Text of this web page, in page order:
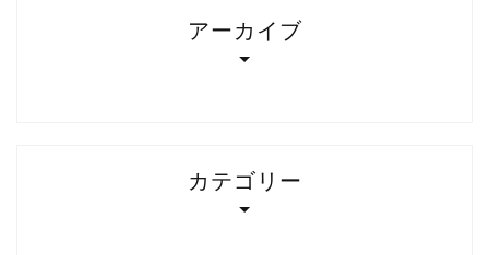
アーカイブ
カテゴリー